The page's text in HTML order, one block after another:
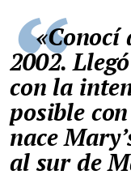
«Conocí a Magnus en el año
2002.
con la
posible
nace
al sur de